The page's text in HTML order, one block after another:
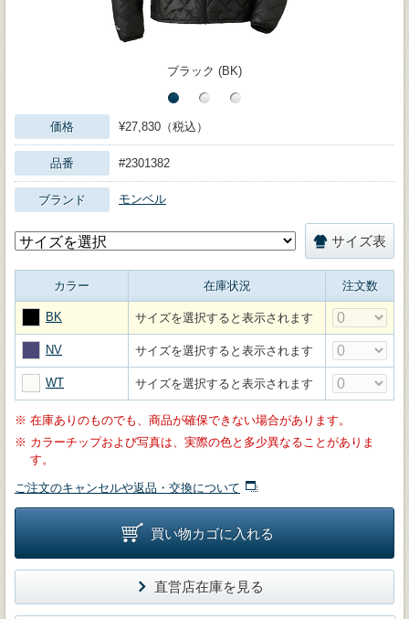
ブラック (BK)
価格 ¥27,830（税込）
品番 #2301382
ブランド モンベル
サイズ表
カラー 在庫状況 注文数
BK サイズを選択すると表示されます
NV サイズを選択すると表示されます
WT サイズを選択すると表示されます
※ 在庫ありのものでも、商品が確保できない場合があります。
※ カラーチップおよび写真は、実際の色と多少異なることがありま
す。
ご注文のキャンセルや返品・交換について
買い物カゴに入れる
直営店在庫を見る